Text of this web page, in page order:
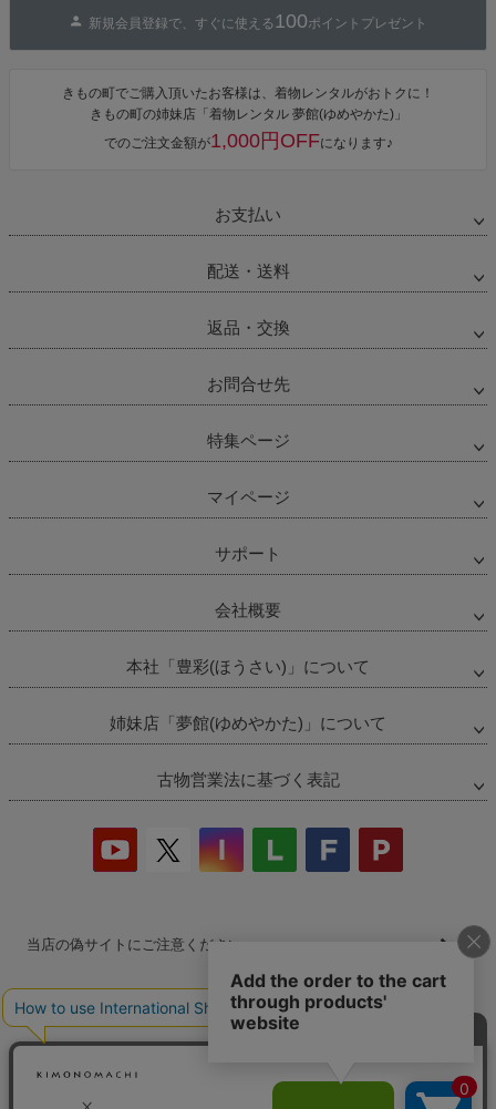
新規会員登録で、すぐに使える 100ポイントプレゼント
きもの町でご購入頂いたお客様は、着物レンタルがおトクに！
きもの町の姉妹店「着物レンタル 夢館(ゆめやかた)」
でのご注文金額が1,000円OFFになります♪
お支払い
配送・送料
返品・交換
お問合せ先
特集ページ
マイページ
サポート
会社概要
本社「豊彩(ほうさい)」について
姉妹店「夢館(ゆめやかた)」について
古物営業法に基づく表記
当店の偽サイトにご注意ください
商品の無断販売・転売の禁止について